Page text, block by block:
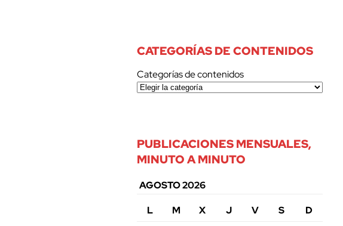
CATEGORÍAS DE CONTENIDOS
Categorías de contenidos
PUBLICACIONES MENSUALES,
MINUTO A MINUTO
AGOSTO 2026
L
M X J V S
D